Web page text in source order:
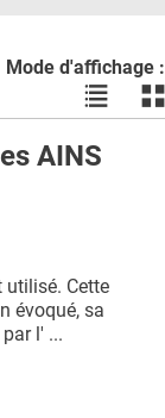
Mode d'affichage :
Voir
les
en
les
AINS
utilisé. Cette
évoqué, sa
l' ...